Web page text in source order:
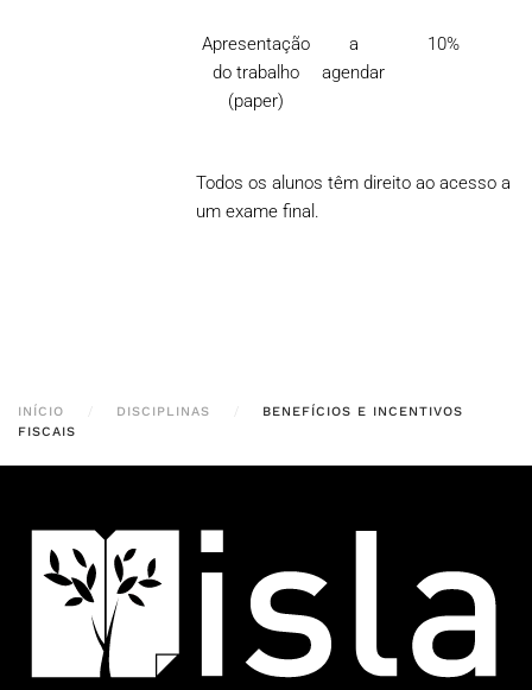
Apresentação
do trabalho
(paper)
a
agendar
10%
Todos os alunos têm direito ao acesso a
um exame final.
INÍCIO DISCIPLINAS
BENEFÍCIOS E INCENTIVOS
FISCAIS